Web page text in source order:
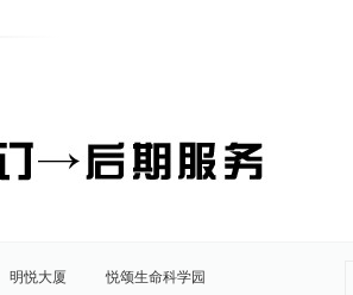
明悦大厦
悦颂生命科学园